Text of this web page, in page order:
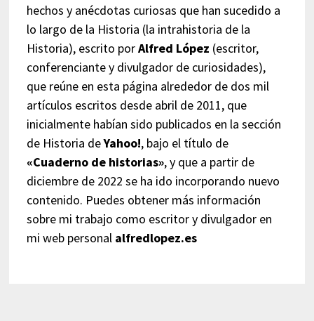
hechos y anécdotas curiosas que han sucedido a
lo largo de la Historia (la intrahistoria de la
Historia), escrito porAlfred López (escritor,
conferenciante y divulgador de curiosidades),
que reúne en esta página alrededor de dos mil
artículos escritos desde abril de 2011, que
inicialmente habían sido publicados en la sección
de Historia deYahoo!, bajo el título de
«Cuaderno de historias», y que a partir de
diciembre de 2022 se ha ido incorporando nuevo
contenido. Puedes obtener más información
sobre mi trabajo como escritor y divulgador en
mi web personal alfredlopez.es